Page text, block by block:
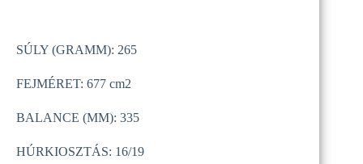
SÚLY (GRAMM): 265
FEJMÉRET: 677 cm2
BALANCE (MM): 335
HÚRKIOSZTÁS: 16/19